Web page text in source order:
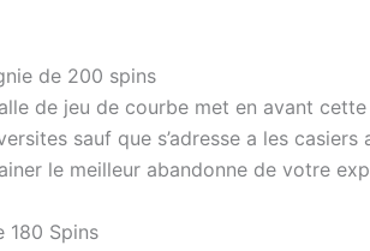
de 200 spins
de jeu de courbe met en avant
sauf que s’adresse a les
le meilleur abandonne de votre
180 Spins